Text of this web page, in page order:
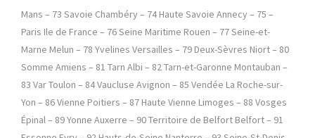
Mans – 73 Savoie Chambéry – 74 Haute Savoie Annecy – 75 –
Paris Ile de France – 76 Seine Maritime Rouen – 77 Seine-et-
Marne Melun – 78 Yvelines Versailles – 79 Deux-Sèvres Niort – 80
Somme Amiens – 81 Tarn Albi – 82 Tarn-et-Garonne Montauban –
83 Var Toulon – 84 Vaucluse Avignon – 85 Vendée La Roche-sur-
Yon – 86 Vienne Poitiers – 87 Haute Vienne Limoges – 88 Vosges
Épinal – 89 Yonne Auxerre – 90 Territoire de Belfort Belfort – 91